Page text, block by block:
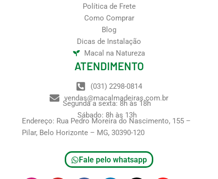
Política de Frete
Como Comprar
Blog
Dicas de Instalação
Macal na Natureza
ATENDIMENTO
(031) 2298-0814
vendas@macalmadeiras.com.br
Segunda a sexta: 8h às 18h
Sábado: 8h às 13h
Endereço: Rua Pedro Moreira do Nascimento, 155 –
Pilar, Belo Horizonte – MG, 30390-120
Fale pelo whatsapp